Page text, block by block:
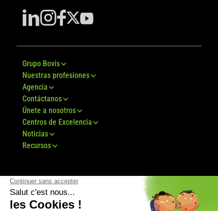
Grupo Bovis
Nuestras profesiones
Agencia
Contáctanos
Únete a nosotros
Centros de Excelencia
Noticias
Recursos
© Grupo Bovis 2024 - -
del sitio
CGV